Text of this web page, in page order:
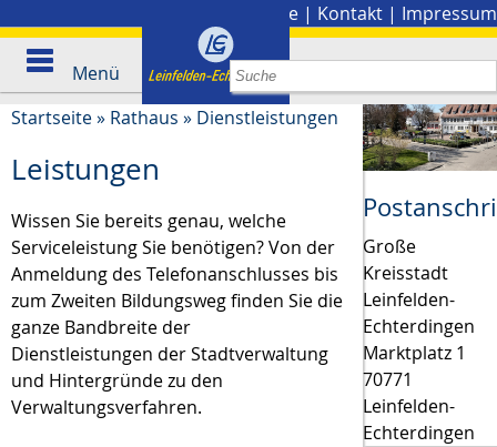
Presse | Kontakt | Impressum
Menü
Startseite» Rathaus » Dienstleistungen
Leistungen
Wissen Sie bereits genau, welche
Serviceleistung Sie benötigen? Von der
Anmeldung des Telefonanschlusses bis
zum Zweiten Bildungsweg finden Sie die
ganze Bandbreite der
Dienstleistungen der Stadtverwaltung
und Hintergründe zu den
Verwaltungsverfahren.
Große
Kreisstadt
Leinfelden-
Echterdingen
Marktplatz 1
70771
Leinfelden-
Echterdingen